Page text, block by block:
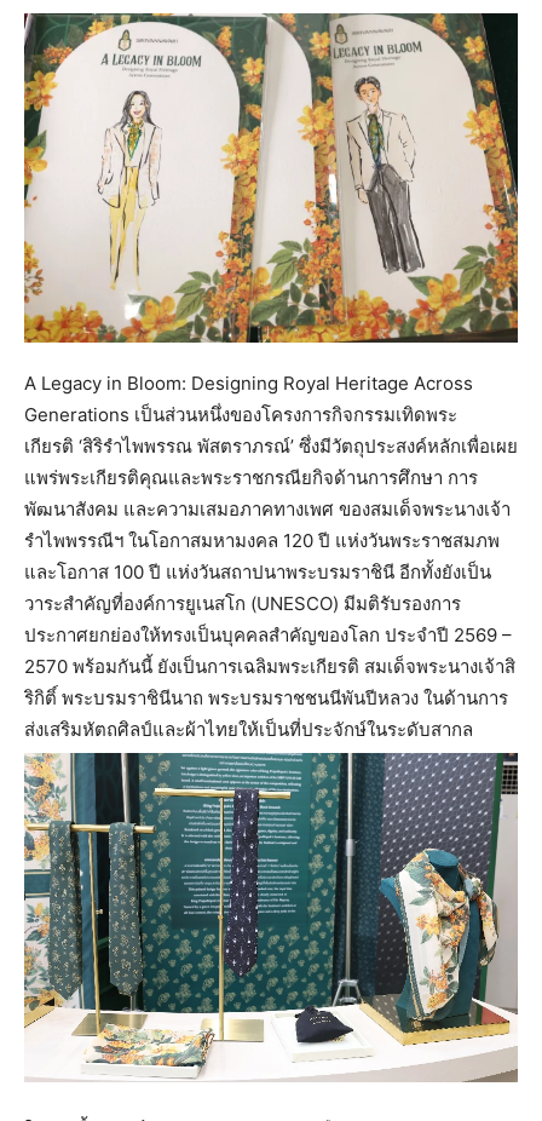
A Legacy in Bloom: Designing Royal Heritage Across
Generations เป็นส่วนหนึ่งของโครงการกิจกรรมเทิดพระ
เกียรติ ‘สิริรำไพพรรณ พัสตราภรณ์’ ซึ่งมีวัตถุประสงค์หลักเพื่อเผย
แพร่พระเกียรติคุณและพระราชกรณียกิจด้านการศึกษา การ
พัฒนาสังคม และความเสมอภาคทางเพศ ของสมเด็จพระนางเจ้า
รำไพพรรณีฯ ในโอกาสมหามงคล 120 ปี แห่งวันพระราชสมภพ
และโอกาส 100 ปี แห่งวันสถาปนาพระบรมราชินี อีกทั้งยังเป็น
วาระสำคัญที่องค์การยูเนสโก (UNESCO) มีมติรับรองการ
ประกาศยกย่องให้ทรงเป็นบุคคลสำคัญของโลก ประจำปี 2569 –
2570 พร้อมกันนี้ ยังเป็นการเฉลิมพระเกียรติ สมเด็จพระนางเจ้าสิ
ริกิติ์ พระบรมราชินีนาถ พระบรมราชชนนีพันปีหลวง ในด้านการ
ส่งเสริมหัตถศิลป์และผ้าไทยให้เป็นที่ประจักษ์ในระดับสากล